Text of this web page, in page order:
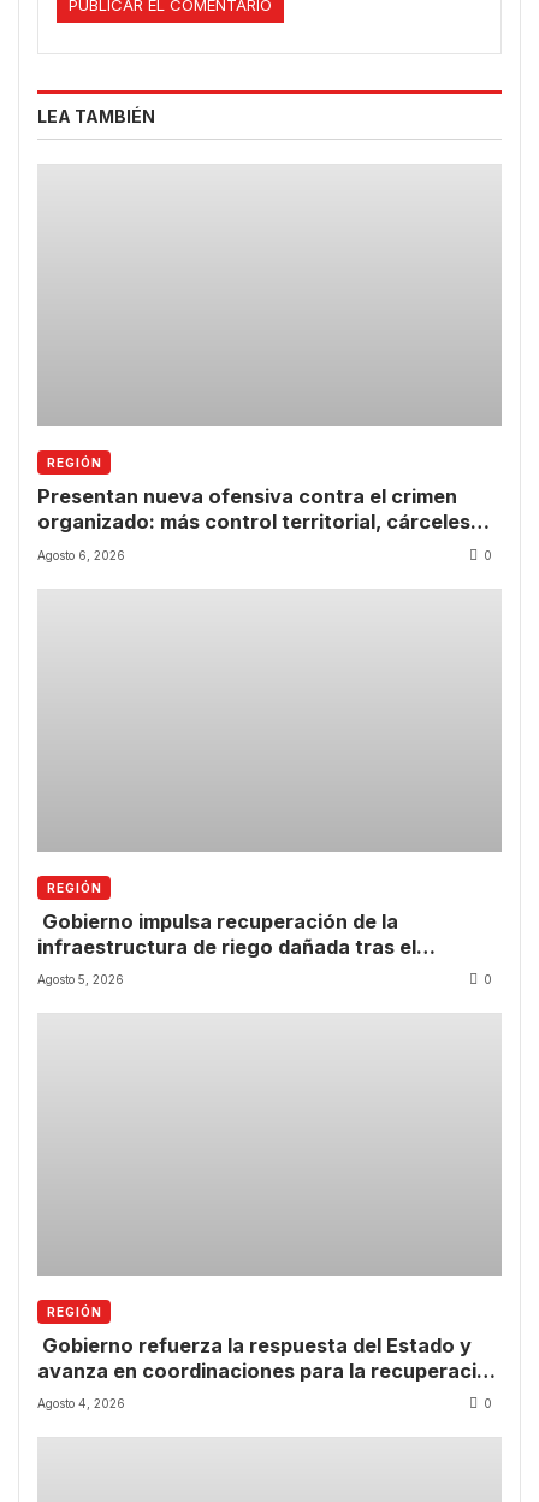
LEA TAMBIÉN
REGIÓN
Presentan nueva ofensiva contra el crimen
organizado: más control territorial, cárceles
más estrictas y decomiso de bienes
Agosto 6, 2026 0
REGIÓN
Gobierno impulsa recuperación de la
infraestructura de riego dañada tras el
temporal.
Agosto 5, 2026 0
REGIÓN
Gobierno refuerza la respuesta del Estado y
avanza en coordinaciones para la recuperación
de la Región de Coquimbo.
Agosto 4, 2026 0